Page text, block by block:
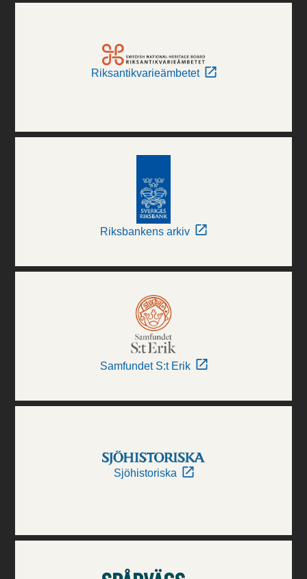
Riksantikvarieämbetet
Riksbankens arkiv
Samfundet S:t Erik
Sjöhistoriska